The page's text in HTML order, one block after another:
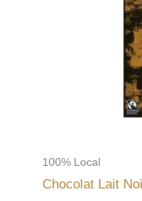
100% Local
Chocolat Lait